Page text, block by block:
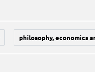
philosophy, economics